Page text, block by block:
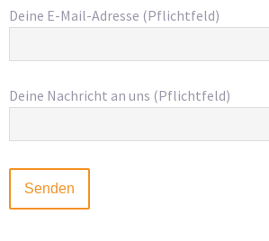
Deine E-Mail-Adresse (Pflichtfeld)
Deine Nachricht an uns (Pflichtfeld)